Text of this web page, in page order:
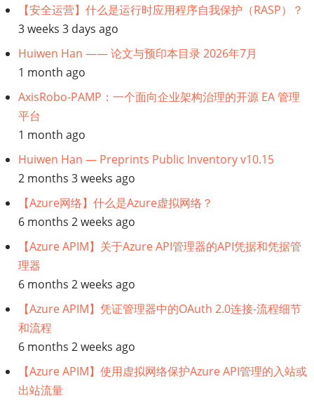
什
么
是
企
业
架
构？
转
型
框
架
【安全运营】什么是运行时应用程序自我保护（RASP）？
3 weeks 3 days ago
Huiwen Han —— 论文与预印本目录 2026年7月
1 month ago
AxisRobo-PAMP：一个面向企业架构治理的开源 EA 管理
平台
1 month ago
Huiwen Han — Preprints Public Inventory v10.15
2 months 3 weeks ago
【Azure网络】什么是Azure虚拟网络？
6 months 2 weeks ago
【Azure APIM】关于Azure API管理器的API凭据和凭据管
理器
6 months 2 weeks ago
【Azure APIM】凭证管理器中的OAuth 2.0连接-流程细节
和流程
6 months 2 weeks ago
【Azure APIM】使用虚拟网络保护Azure API管理的入站或
出站流量